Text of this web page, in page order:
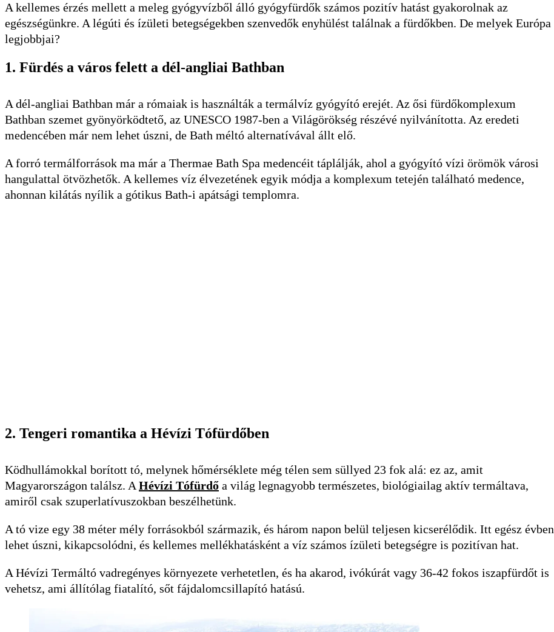
A kellemes érzés mellett a meleg gyógyvízből álló gyógyfürdők számos pozitív hatást gyakorolnak az
egészségünkre. A légúti és ízületi betegségekben szenvedők enyhülést találnak a fürdőkben. De melyek Európa
legjobbjai?
1. Fürdés a város felett a dél-angliai Bathban
A dél-angliai Bathban már a rómaiak is használták a termálvíz gyógyító erejét. Az ősi fürdőkomplexum
Bathban szemet gyönyörködtető, az UNESCO 1987-ben a Világörökség részévé nyilvánította. Az eredeti
medencében már nem lehet úszni, de Bath méltó alternatívával állt elő.
A forró termálforrások ma már a Thermae Bath Spa medencéit táplálják, ahol a gyógyító vízi örömök városi
hangulattal ötvözhetők. A kellemes víz élvezetének egyik módja a komplexum tetején található medence,
ahonnan kilátás nyílik a gótikus Bath-i apátsági templomra.
2. Tengeri romantika a Hévízi Tófürdőben
Ködhullámokkal borított tó, melynek hőmérséklete még télen sem süllyed 23 fok alá: ez az, amit
Magyarországon találsz. A Hévízi Tófürdő a világ legnagyobb természetes, biológiailag aktív termáltava,
amiről csak szuperlatívuszokban beszélhetünk.
A tó vize egy 38 méter mély forrásokból származik, és három napon belül teljesen kicserélődik. Itt egész évben
lehet úszni, kikapcsolódni, és kellemes mellékhatásként a víz számos ízületi betegségre is pozitívan hat.
A Hévízi Termáltó vadregényes környezete verhetetlen, és ha akarod, ivókúrát vagy 36-42 fokos iszapfürdőt is
vehetsz, ami állítólag fiatalító, sőt fájdalomcsillapító hatású.